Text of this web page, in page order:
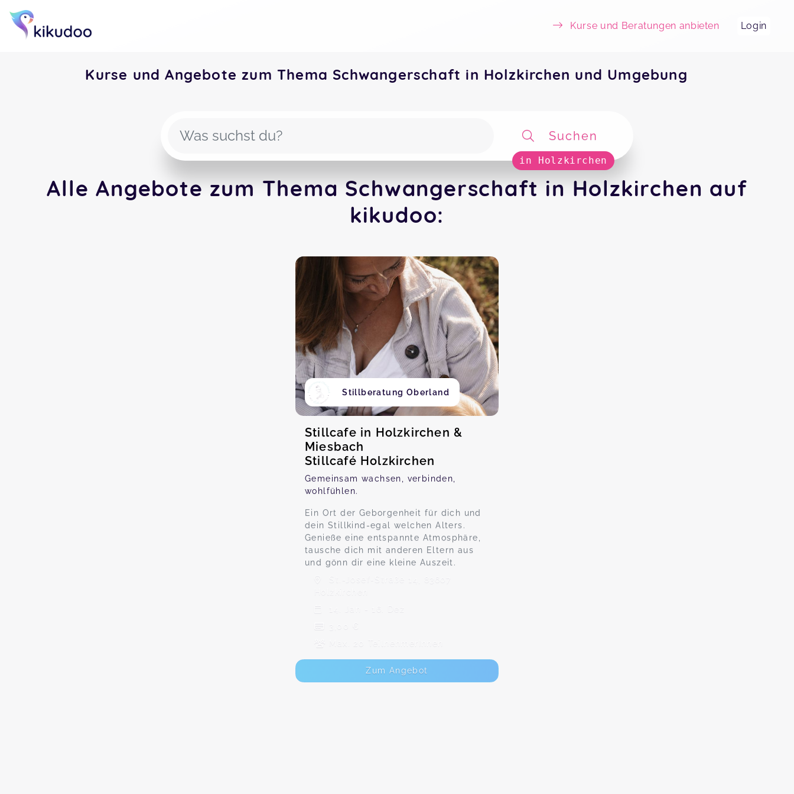
Kurse und Beratungen anbieten Login
Kurse und Angebote zum Thema Schwangerschaft in Holzkirchen und Umgebung
Suchen
in Holzkirchen
Alle Angebote zum Thema Schwangerschaft in Holzkirchen auf
kikudoo:
Stillberatung Oberland
Stillcafe in Holzkirchen &
Miesbach
Stillcafé Holzkirchen
Gemeinsam wachsen, verbinden,
wohlfühlen.
Ein Ort der Geborgenheit für dich und
dein Stillkind-egal welchen Alters.
Genieße eine entspannte Atmosphäre,
tausche dich mit anderen Eltern aus
und gönn dir eine kleine Auszeit.
St.-Josef-Straße 14, 83607
Holzkirchen
14. Jan - 16. Dez
3,00 €
Max. 20 TeilnehmerInnen
Zum Angebot